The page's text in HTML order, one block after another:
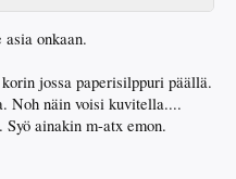
onkaan.
jossa paperisilppuri päällä.
Noh näin voisi kuvitella....
Syö ainakin m-atx emon.